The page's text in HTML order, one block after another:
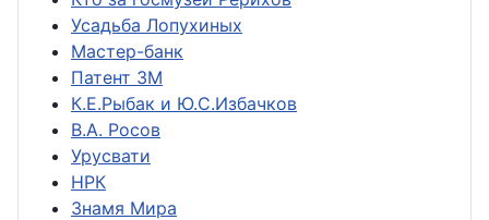
Усадьба Лопухиных
Мастер-банк
Патент ЗМ
К.Е.Рыбак и Ю.С.Избачков
В.А. Росов
Урусвати
НРК
Знамя Мира